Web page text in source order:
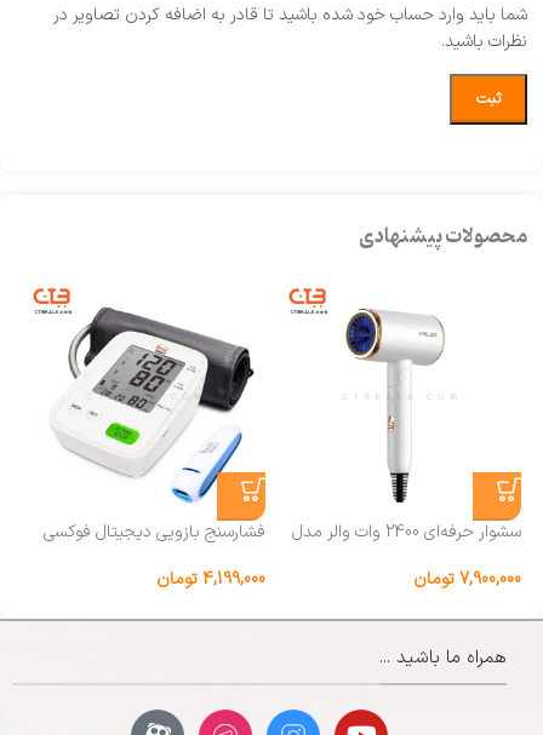
شما باید وارد حساب خود شده باشید تا قادر به اضافه کردن تصاویر در
نظرات باشید.
محصولات پیشنهادی
سشوار حرفه‌ای 2400 وات والر مدل
7,900,000تومان
فشارسنج بازویی دیجیتال فوکسی
4,199,000تومان
همراه ما باشید ...